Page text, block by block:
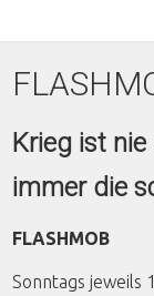
Krieg ist
immer die
FLASHMOB
Sonntags jeweils